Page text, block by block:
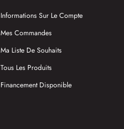
Informations Sur Le Compte
Mes Commandes
Ma Liste De Souhaits
Tous Les Produits
Financement Disponible